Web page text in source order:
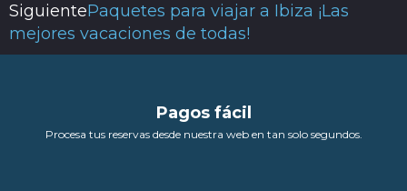
SiguientePaquetes para viajar a Ibiza ¡Las
mejores vacaciones de todas!
Pagos fácil
Procesa tus reservas desde nuestra web en tan solo segundos.